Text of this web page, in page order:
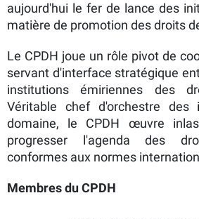
aujourd'hui le fer de lance des
matière de promotion des droits
Le CPDH joue un rôle pivot de
servant d'interface stratégique
institutions émiriennes des
Véritable chef d'orchestre des
domaine, le CPDH œuvre
progresser l'agenda des
conformes aux normes
Membres du CPDH